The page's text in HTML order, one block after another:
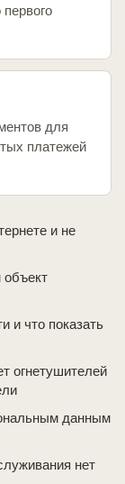
для
платежей
и не
и что показать
огнетушителей
данным
нет